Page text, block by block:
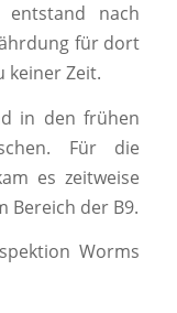
entstand nach
für dort
keiner Zeit.
in den frühen
Für die
es zeitweise
Bereich der B9.
Worms